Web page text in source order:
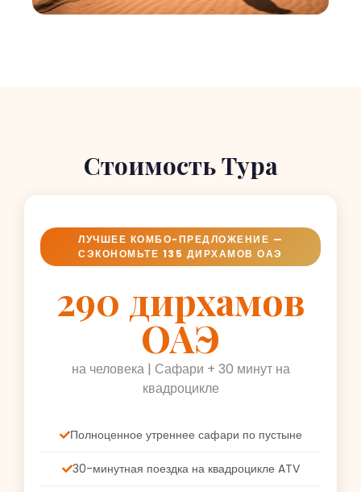
Стоимость Тура
ЛУЧШЕЕ КОМБО-ПРЕДЛОЖЕНИЕ —
СЭКОНОМЬТЕ 135 ДИРХАМОВ ОАЭ
290 дирхамов
ОАЭ
на человека | Сафари + 30 минут на
квадроцикле
Полноценное утреннее сафари по пустыне
30-минутная поездка на квадроцикле ATV